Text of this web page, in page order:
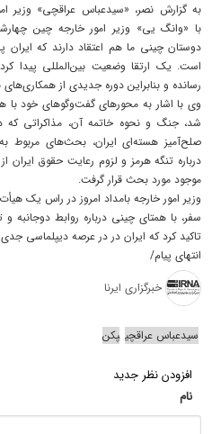
به گزارش نصر، «سیدعباس عراقچی» وزیر
دوستان چینی ما هم اعتقاد دارند که
است. یک ارتقا وضعیت بین‌المللی پیدا
رسانده و بنابراین دوره جدیدی از
وی با اشار به محورهای گفت‌وگوهای خود
شد، جنگ و نحوه خاتمه آن، مذاکراتی که
صلح‌آمیز هسته‌ای ایران، بحث‌های مربوط
درباره تنگه هرمز و لزوم رعایت حقوق
موجود مورد بحث قرار گرفت.
وزیر امور خارجه بامداد امروز در راس یک
سفر، با همتای چینی درباره روابط
تاکید کرد که ایران در در عرصه دیپلماسی
انتهای پیام/
خبرگزاری ایرنا
سیدعباس عراقچی پکن
افزودن نظر جدید
نام